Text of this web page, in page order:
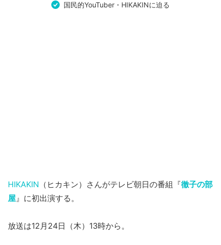
国民的YouTuber・HIKAKINに迫る
HIKAKIN （ヒカキン）さんがテレビ朝日の番組『徹子の部
屋』に初出演する。
放送は12月24日（木）13時から。